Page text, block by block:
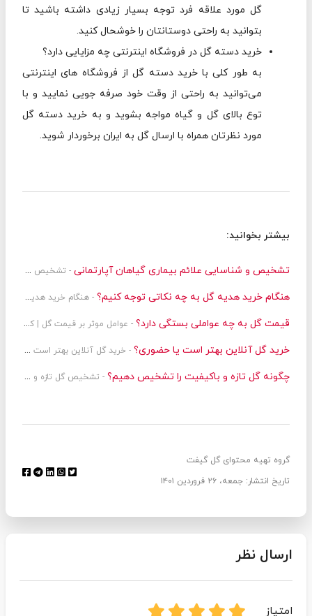
گل مورد علاقه فرد توجه بسیار زیادی داشته باشید تا
بتوانید به راحتی دوستانتان را خوشحال کنید.
خرید دسته گل در فروشگاه اینترنتی چه مزایایی دارد؟
به طور کلی با خرید دسته گل از فروشگاه های اینترنتی
می‌توانید به راحتی از وقت خود صرفه جویی نمایید و با
توع بالای گل و گیاه مواجه بشوید و به خرید دسته گل
مورد نظرتان همراه با ارسال گل به ایران برخوردار شوید.
بیشتر بخوانید:
تشخیص و شناسایی علائم بیماری گیاهان آپارتمانی - تشخیص و شناسایی علائم بیماری گیاهان آپارتمانی | روش های پیشگیری
هنگام خرید هدیه گل به چه نکاتی توجه کنیم؟ - هنگام خرید هدیه گل به چه نکاتی توجه کنیم؟ + مقایسه انواع گل
قیمت گل به چه عواملی بستگی دارد؟ - عوامل موثر بر قیمت گل | کیفیت + دیزاین
خرید گل آنلاین بهتر است یا حضوری؟ - خرید گل آنلاین بهتر است یا حضوری؟ نگاهی دقیق به تفاوت دو تجربه خرید
چگونه گل تازه و باکیفیت را تشخیص دهیم؟ - تشخیص گل تازه و باکیفیت
گروه تهیه محتوای گل گیفت
تاریخ انتشار: جمعه، ۲۶ فروردین ۱۴۰۱
ارسال نظر
امتیاز